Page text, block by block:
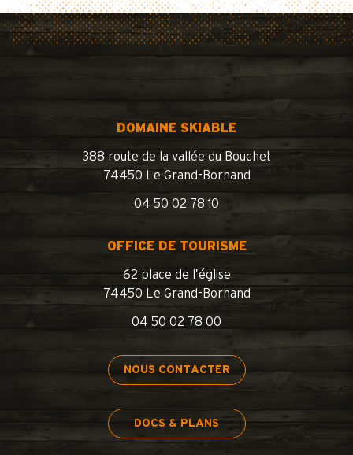
DOMAINE SKIABLE
388 route de la vallée du Bouchet
74450 Le Grand-Bornand
04 50 02 78 10
OFFICE DE TOURISME
62 place de l’église
74450 Le Grand-Bornand
04 50 02 78 00
NOUS CONTACTER
DOCS & PLANS